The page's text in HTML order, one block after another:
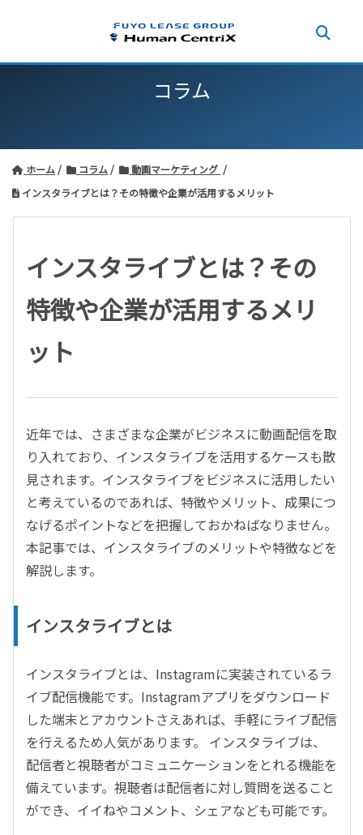
コラム
ホーム コラム
動画マーケティング
インスタライブとは？その特徴や企業が活用するメリット
インスタライブとは？その
特徴や企業が活用するメリ
ット
近年では、さまざまな企業がビジネスに動画配信を取
り入れており、インスタライブを活用するケースも散
見されます。インスタライブをビジネスに活用したい
と考えているのであれば、特徴やメリット、成果につ
なげるポイントなどを把握しておかねばなりません。
本記事では、インスタライブのメリットや特徴などを
解説します。
インスタライブとは
インスタライブとは、Instagramに実装されているラ
イブ配信機能です。Instagramアプリをダウンロード
した端末とアカウントさえあれば、手軽にライブ配信
を行えるため人気があります。 インスタライブは、
配信者と視聴者がコミュニケーションをとれる機能を
備えています。視聴者は配信者に対し質問を送ること
ができ、イイねやコメント、シェアなども可能です。